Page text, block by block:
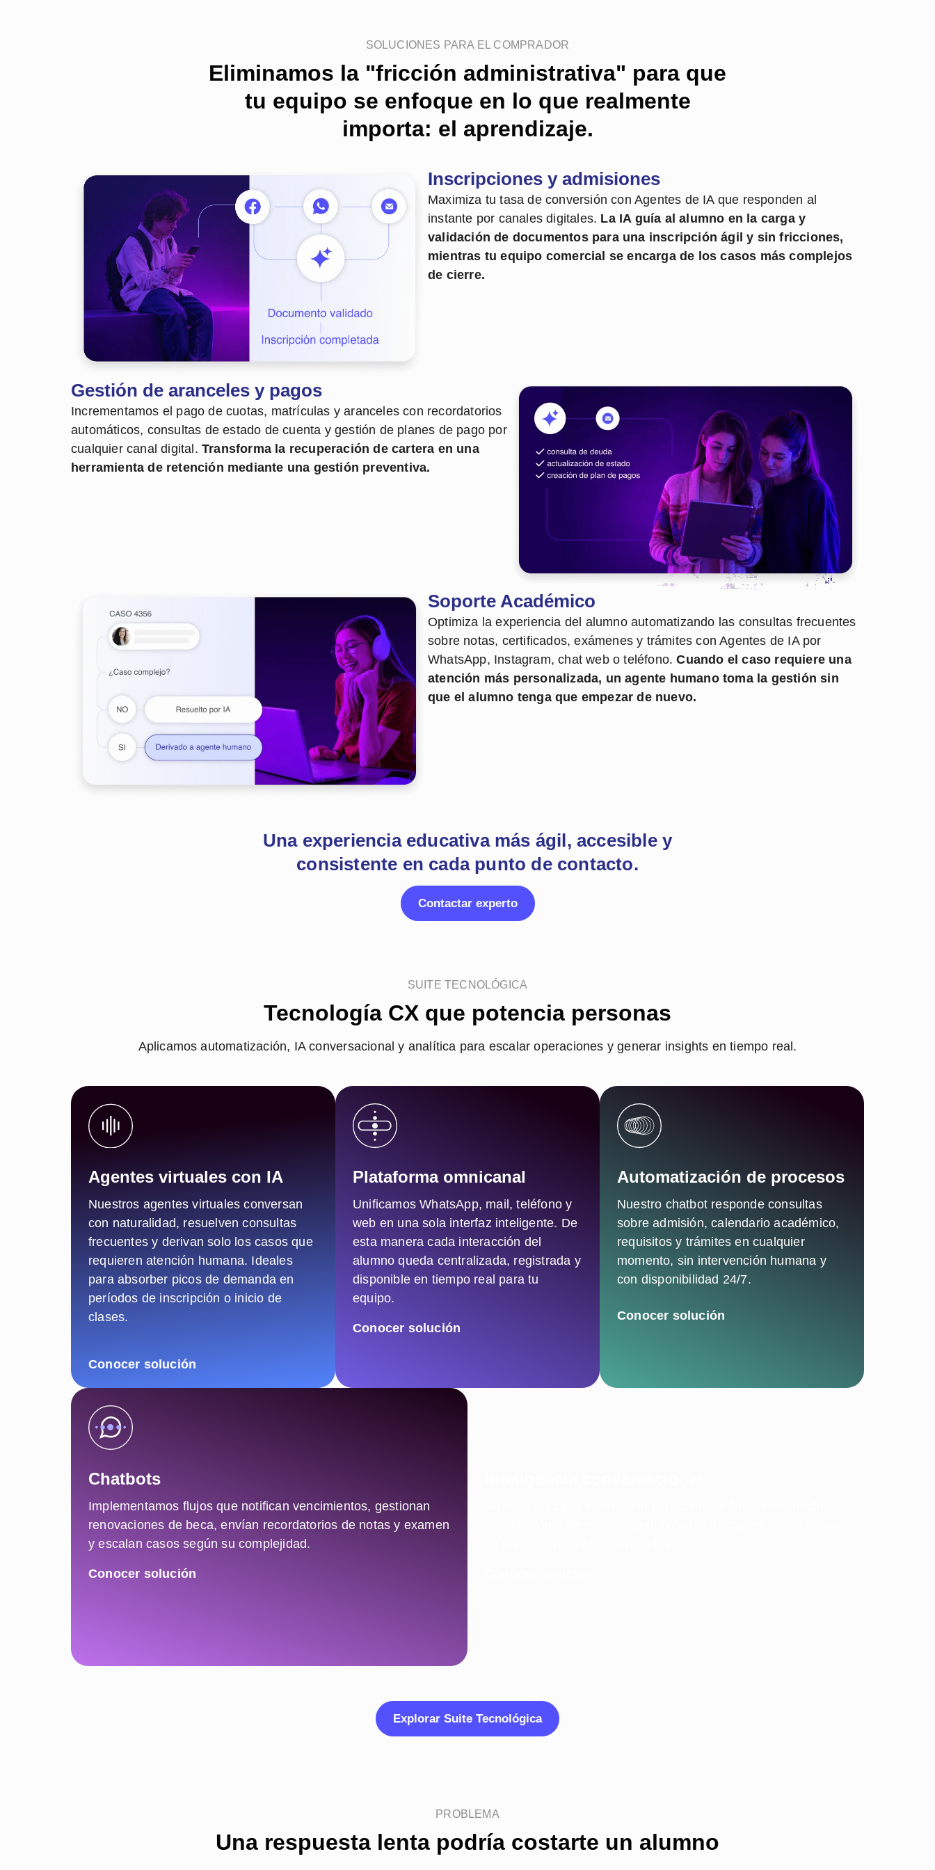
SOLUCIONES PARA EL COMPRADOR
Eliminamos la "fricción administrativa" para que
tu equipo se enfoque en lo que realmente
importa: el aprendizaje.
Inscripciones y admisiones
Maximiza tu tasa de conversión con Agentes de IA que responden al
instante por canales digitales. La IA guía al alumno en la carga y
validación de documentos para una inscripción ágil y sin fricciones,
mientras tu equipo comercial se encarga de los casos más complejos
de cierre.
Gestión de aranceles y pagos
Incrementamos el pago de cuotas, matrículas y aranceles con recordatorios
automáticos, consultas de estado de cuenta y gestión de planes de pago por
cualquier canal digital. Transforma la recuperación de cartera en una
herramienta de retención mediante una gestión preventiva.
Soporte Académico
Optimiza la experiencia del alumno automatizando las consultas frecuentes
sobre notas, certificados, exámenes y trámites con Agentes de IA por
WhatsApp, Instagram, chat web o teléfono.Cuando el caso requiere una
atención más personalizada, un agente humano toma la gestión sin
que el alumno tenga que empezar de nuevo.
Una experiencia educativa más ágil, accesible y
consistente en cada punto de contacto.
Contactar experto
SUITE TECNOLÓGICA
Tecnología CX que potencia personas
Aplicamos automatización, IA conversacional y analítica para escalar operaciones y generar insights en tiempo real.
Agentes virtuales con IA
Nuestros agentes virtuales conversan
con naturalidad, resuelven consultas
frecuentes y derivan solo los casos que
requieren atención humana. Ideales
para absorber picos de demanda en
períodos de inscripción o inicio de
clases.
Conocer solución
Plataforma omnicanal
Unificamos WhatsApp, mail, teléfono y
web en una sola interfaz inteligente. De
esta manera cada interacción del
alumno queda centralizada, registrada y
disponible en tiempo real para tu
equipo.
Conocer solución
Automatización de procesos
Nuestro chatbot responde consultas
sobre admisión, calendario académico,
requisitos y trámites en cualquier
momento, sin intervención humana y
con disponibilidad 24/7.
Conocer solución
Chatbots
Implementamos flujos que notifican vencimientos, gestionan
renovaciones de beca, envían recordatorios de notas y examen
y escalan casos según su complejidad.
Conocer solución
Explorar Suite Tecnológica
PROBLEMA
Una respuesta lenta podría costarte un alumno